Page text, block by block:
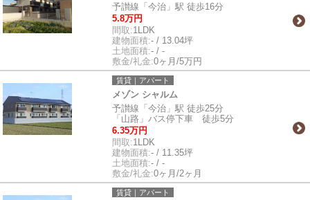
予讃線「今治」駅 徒歩16分
5.8万円
間取:1LDK
建物面積:- / 13.04坪
土地面積:- / -
敷金/礼金:0ヶ月/5万円
賃貸｜アパート
メゾン シャルム
予讃線「今治」駅 徒歩25分
「山路」バス停下車 徒歩5分
6.35万円
間取:1LDK
建物面積:- / 11.35坪
土地面積:- / -
敷金/礼金:0ヶ月/2ヶ月
賃貸｜アパート